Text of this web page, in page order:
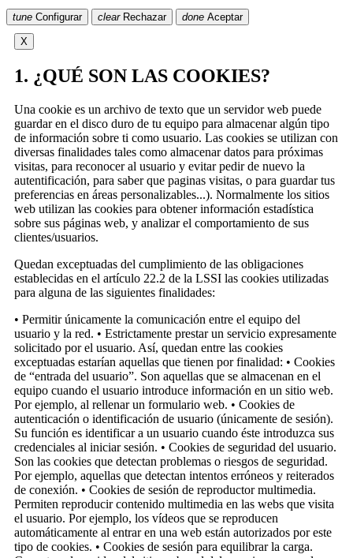
tune Configurar clear Rechazar done Aceptar
X
1. ¿QUÉ SON LAS COOKIES?
Una cookie es un archivo de texto que un servidor web puede
guardar en el disco duro de tu equipo para almacenar algún tipo
de información sobre ti como usuario. Las cookies se utilizan con
diversas finalidades tales como almacenar datos para próximas
visitas, para reconocer al usuario y evitar pedir de nuevo la
autentificación, para saber que paginas visitas, o para guardar tus
preferencias en áreas personalizables...). Normalmente los sitios
web utilizan las cookies para obtener información estadística
sobre sus páginas web, y analizar el comportamiento de sus
clientes/usuarios.
Quedan exceptuadas del cumplimiento de las obligaciones
establecidas en el artículo 22.2 de la LSSI las cookies utilizadas
para alguna de las siguientes finalidades:
• Permitir únicamente la comunicación entre el equipo del
usuario y la red. • Estrictamente prestar un servicio expresamente
solicitado por el usuario. Así, quedan entre las cookies
exceptuadas estarían aquellas que tienen por finalidad: • Cookies
de “entrada del usuario”. Son aquellas que se almacenan en el
equipo cuando el usuario introduce información en un sitio web.
Por ejemplo, al rellenar un formulario web. • Cookies de
autenticación o identificación de usuario (únicamente de sesión).
Su función es identificar a un usuario cuando éste introduzca sus
credenciales al iniciar sesión. • Cookies de seguridad del usuario.
Son las cookies que detectan problemas o riesgos de seguridad.
Por ejemplo, aquellas que detectan intentos erróneos y reiterados
de conexión. • Cookies de sesión de reproductor multimedia.
Permiten reproducir contenido multimedia en las webs que visita
el usuario. Por ejemplo, los vídeos que se reproducen
automáticamente al entrar en una web están autorizados por este
tipo de cookies. • Cookies de sesión para equilibrar la carga.